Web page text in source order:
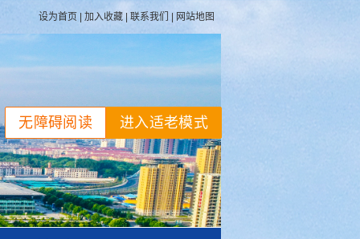
设为首页 加入收藏 联系我们 网站地图
进入适老模式
无障碍阅读